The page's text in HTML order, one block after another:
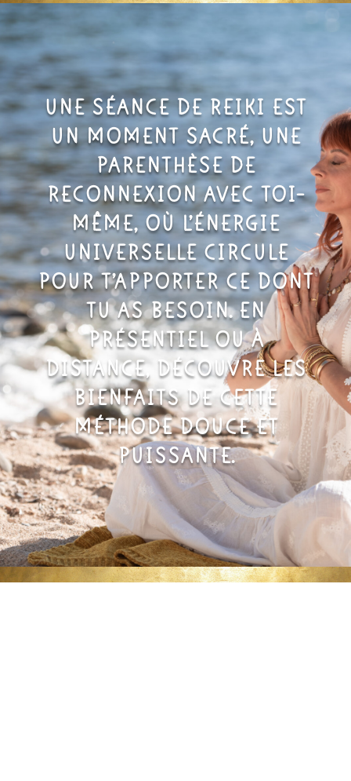
UNE SÉANCE DE REIKI EST
UN MOMENT SACRÉ, UNE
PARENTHÈSE DE
RECONNEXION AVEC TOI-
MÊME, OÙ L’ÉNERGIE
UNIVERSELLE CIRCULE
POUR T’APPORTER CE DONT
TU AS BESOIN. EN
PRÉSENTIEL OU À
DISTANCE, DÉCOUVRE LES
BIENFAITS DE CETTE
MÉTHODE DOUCE ET
PUISSANTE.